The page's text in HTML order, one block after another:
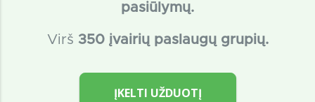
pasiūlymų.
Virš 350 įvairių paslaugų grupių.
ĮKELTI UŽDUOTĮ